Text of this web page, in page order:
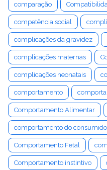
comparação
competência social
complicações da gravidez
complicações maternas
complicações neonatais
comportamento
Comportamento Alimentar
comportamento do
Comportamento Fetal
Comportamento instintivo